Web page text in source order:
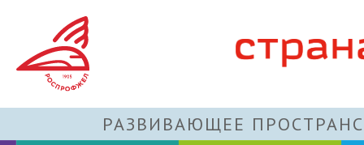
РАЗВИВАЮЩЕЕ